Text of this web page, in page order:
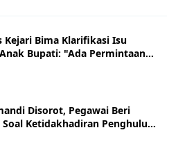
Kejari Bima Klarifikasi Isu
Bupati: "Ada Permintaan
Kasus Mobil Bor, Tapi Bukan
Disorot, Pegawai Beri
Soal Ketidakhadiran Penghulu
Mualaf